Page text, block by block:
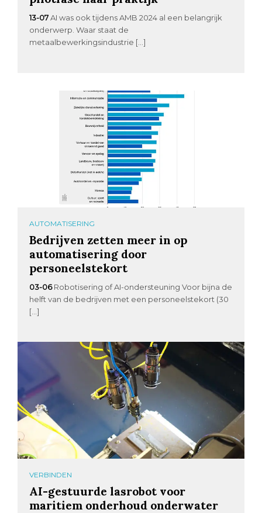
13-07 AI was ook tijdens AMB 2024 al een belangrijk
onderwerp. Waar staat de
metaalbewerkingsindustrie […]
AUTOMATISERING
Bedrijven zetten meer in op
automatisering door
personeelstekort
03-06 Robotisering of AI-ondersteuning Voor bijna de
helft van de bedrijven met een personeelstekort (30
[…]
VERBINDEN
AI-gestuurde lasrobot voor
maritiem onderhoud onderwater